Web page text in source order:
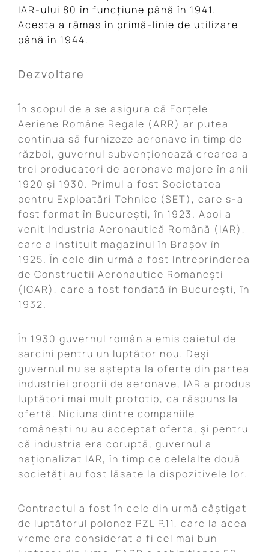
IAR-ului 80 în funcțiune până în 1941.
Acesta a rămas în primă-linie de utilizare
până în 1944.
Dezvoltare
În scopul de a se asigura că Forțele
Aeriene Române Regale (ARR) ar putea
continua să furnizeze aeronave în timp de
război, guvernul subvenționează crearea a
trei producatori de aeronave majore în anii
1920 și 1930. Primul a fost Societatea
pentru Exploatări Tehnice (SET), care s-a
fost format în București, în 1923. Apoi a
venit Industria Aeronautică Română (IAR),
care a instituit magazinul în Brașov în
1925. În cele din urmă a fost Intreprinderea
de Constructii Aeronautice Romanești
(ICAR), care a fost fondată în București, în
1932.
În 1930 guvernul român a emis caietul de
sarcini pentru un luptător nou. Deși
guvernul nu se aștepta la oferte din partea
industriei proprii de aeronave, IAR a produs
luptători mai mult prototip, ca răspuns la
ofertă. Niciuna dintre companiile
românești nu au acceptat oferta, și pentru
că industria era coruptă, guvernul a
naționalizat IAR, în timp ce celelalte două
societăți au fost lăsate la dispozitivele lor.
Contractul a fost în cele din urmă câștigat
de luptătorul polonez PZL P.11, care la acea
vreme era considerat a fi cel mai bun